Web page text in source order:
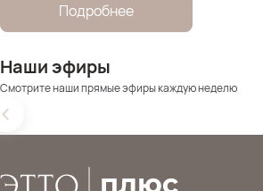
Подробнее
Наши эфиры
Смотрите наши прямые эфиры каждую неделю